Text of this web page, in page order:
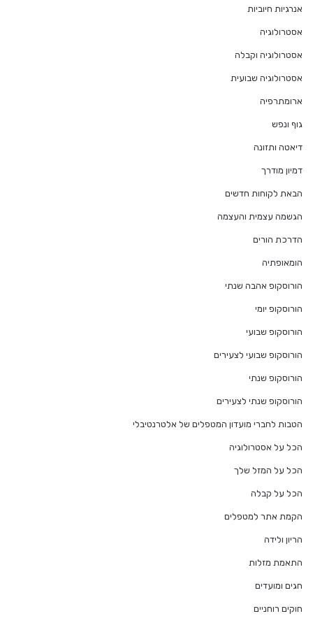
אנרגיות חיוביות
אסטרולוגיה
אסטרולוגיה וקבלה
אסטרולוגיה שבועית
ארומתרפיה
גוף ונפש
דיאטה ותזונה
דמיון מודרך
הבאת לקוחות חדשים
הגשמה עצמית והעצמה
הדרכת הורים
הומאופתיה
הורוסקופ אהבה שנתי
הורוסקופ יומי
הורוסקופ שבועי
הורוסקופ שבועי לצעירים
הורוסקופ שנתי
הורוסקופ שנתי לצעירים
הטבות לחברי מועדון המטפלים של אלטרנטיבלי
הכל על אסטרולוגיה
הכל על המזל שלך
הכל על קבלה
הקמת אתר למטפלים
הריון ולידה
התאמת מזלות
חגים ומועדים
חוקים רוחניים